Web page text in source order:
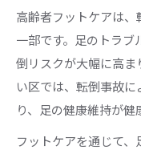
高齢者フットケアは
一部です。足のトラ
倒リスクが大幅に高ま
い区では、転倒事故
り、足の健康維持が健
フットケアを通じて